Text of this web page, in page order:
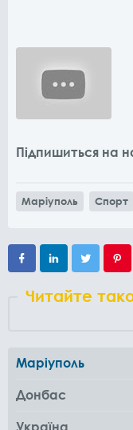
Підпишиться на
Маріуполь Спорт
Читайте
Маріуполь
Донбас
Україна